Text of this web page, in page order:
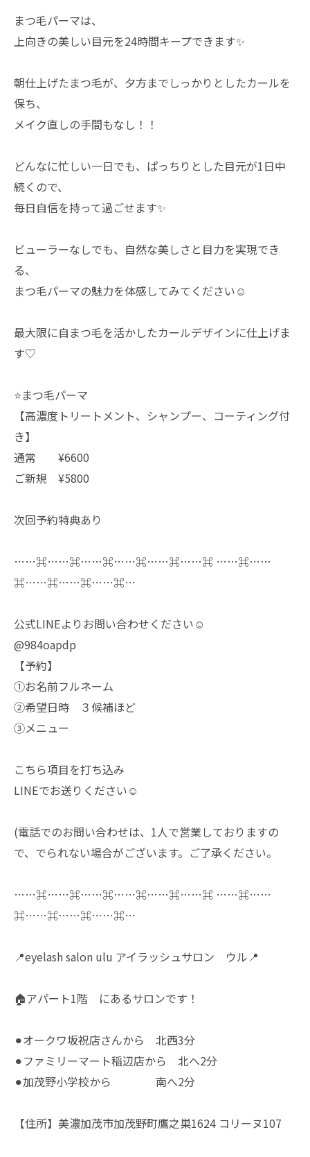
まつ毛パーマは、
上向きの美しい目元を24時間キープできます✨
朝仕上げたまつ毛が、夕方までしっかりとしたカールを
保ち、
メイク直しの手間もなし！！
どんなに忙しい一日でも、ぱっちりとした目元が1日中
続くので、
毎日自信を持って過ごせます✨
ビューラーなしでも、自然な美しさと目力を実現でき
る、
まつ毛パーマの魅力を体感してみてください☺️
最大限に自まつ毛を活かしたカールデザインに仕上げま
す♡
⭐️まつ毛パーマ
【高濃度トリートメント、シャンプー、コーティング付
き】
通常 ¥6600
ご新規 ¥5800
次回予約特典あり
……⌘……⌘……⌘……⌘……⌘……⌘ ……⌘……
⌘……⌘……⌘……⌘…
公式LINEよりお問い合わせください☺️
@984oapdp
【予約】
①お名前フルネーム
②希望日時 ３候補ほど
③メニュー
こちら項目を打ち込み
LINEでお送りください☺️
(電話でのお問い合わせは、1人で営業しておりますの
で、でられない場合がございます。ご了承ください。
……⌘……⌘……⌘……⌘……⌘……⌘ ……⌘……
⌘……⌘……⌘……⌘…
📍eyelash salon ulu アイラッシュサロン ウル📍
🏠アパート1階 にあるサロンです！
⚫︎オークワ坂祝店さんから 北西3分
⚫︎ファミリーマート稲辺店から 北へ2分
⚫︎加茂野小学校から 南へ2分
【住所】美濃加茂市加茂野町鷹之巣1624 コリーヌ107